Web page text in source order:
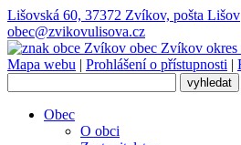
Lišovská 60, 37372 Zvíkov, pošta Lišov
obec@zvikovulisova.cz
obec Zvíkov
Mapa webu | Prohlášení o přístupnosti |
Obec
O obci